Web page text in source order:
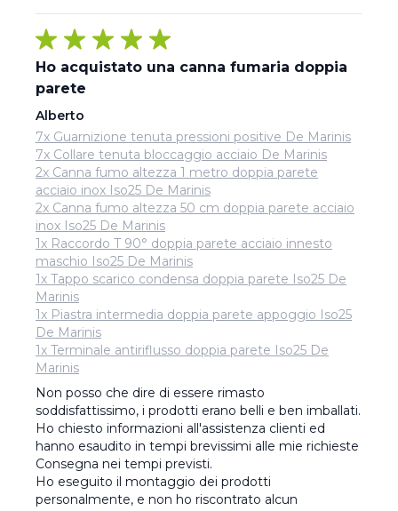
Ho acquistato una canna fumaria doppia
parete
Alberto
7x Guarnizione tenuta pressioni positive De Marinis
7x Collare tenuta bloccaggio acciaio De Marinis
2x Canna fumo altezza 1 metro doppia parete
acciaio inox Iso25 De Marinis
2x Canna fumo altezza 50 cm doppia parete acciaio
inox Iso25 De Marinis
1x Raccordo T 90° doppia parete acciaio innesto
maschio Iso25 De Marinis
1x Tappo scarico condensa doppia parete Iso25 De
Marinis
1x Piastra intermedia doppia parete appoggio Iso25
De Marinis
1x Terminale antiriflusso doppia parete Iso25 De
Marinis
Non posso che dire di essere rimasto
soddisfattissimo, i prodotti erano belli e ben imballati.
Ho chiesto informazioni all'assistenza clienti ed
hanno esaudito in tempi brevissimi alle mie richieste
Consegna nei tempi previsti.
Ho eseguito il montaggio dei prodotti
personalmente, e non ho riscontrato alcun